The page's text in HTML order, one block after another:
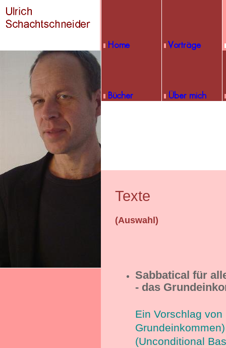
Texte
(Auswahl)
Sabbatical für
- das
Ein Vorschlag
(Unconditional